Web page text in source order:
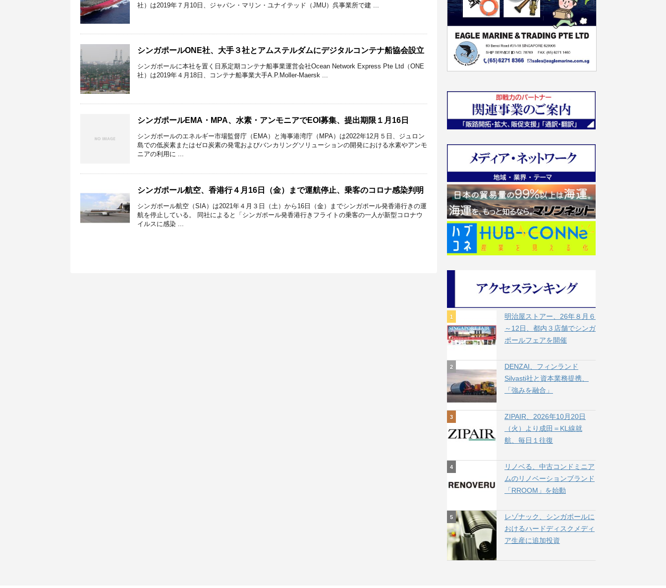
社）は2019年７月10日、ジャパン・マリン・ユナイテッド（JMU）呉事業所で建 ...
シンガポールONE社、大手３社とアムステルダムにデジタルコンテナ船協会設立
シンガポールに本社を置く日系定期コンテナ船事業運営会社Ocean Network Express Pte Ltd（ONE
社）は2019年４月18日、コンテナ船事業大手A.P.Moller-Maersk ...
シンガポールEMA・MPA、水素・アンモニアでEOI募集、提出期限１月16日
シンガポールのエネルギー市場監督庁（EMA）と海事港湾庁（MPA）は2022年12月５日、ジュロン
島での低炭素またはゼロ炭素の発電およびバンカリングソリューションの開発における水素やアンモ
ニアの利用に ...
シンガポール航空、香港行４月16日（金）まで運航停止、乗客のコロナ感染判明
シンガポール航空（SIA）は2021年４月３日（土）から16日（金）までシンガポール発香港行きの運
航を停止している。 同社によると「シンガポール発香港行きフライトの乗客の一人が新型コロナウ
イルスに感染 ...
明治屋ストアー、26年８月６
～12日、都内３店舗でシンガ
ポールフェアを開催
DENZAI、フィンランド
Silvasti社と資本業務提携、
「強みを融合」
ZIPAIR、2026年10月20日
（火）より成田＝KL線就
航、毎日１往復
リノベる、中古コンドミニア
ムのリノベーションブランド
「RROOM」を始動
レゾナック、シンガポールに
おけるハードディスクメディ
ア生産に追加投資